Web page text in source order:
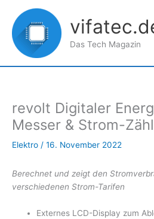
Inhalt
springen
Das Tech Magazin
revolt Digitaler
Messer & Strom-
Elektro / 16. November 2022
Berechnet und zeigt den
verschiedenen Strom-Tarifen
Externes LCD-Display zum